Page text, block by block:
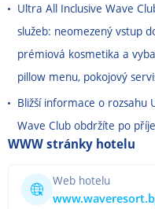
Ultra All Inclusive Wave
služeb: neomezený vstup
prémiová kosmetika a
pillow menu, pokojový
Bližší informace o rozsahu
Wave Club obdržíte po
WWW stránky hotelu
Web hotelu